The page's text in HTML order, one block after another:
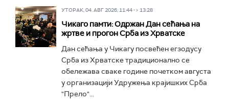
УТОРАК, 04. АВГ 2026, 11:44 -> 13:28
Чикаго памти: Одржан Дан сећања на
жртве и прогон Срба из Хрватске
Дан сећања у Чикагу посвећен егзодусу
Срба из Хрватске традиционално се
обележава сваке године почетком августа
у организацији Удружења крајишких Срба
"Прело"...